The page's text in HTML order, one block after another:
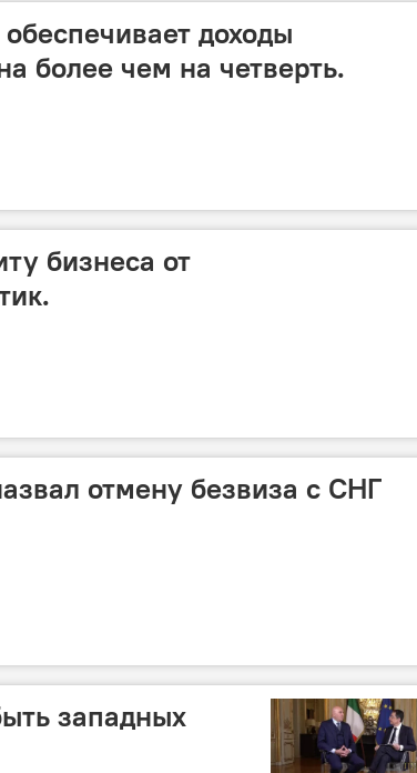
доходы
более чем на четверть.
бизнеса от
отмену безвиза с СНГ
западных